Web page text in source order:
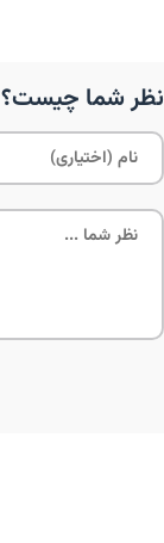
نظر شما چیست؟